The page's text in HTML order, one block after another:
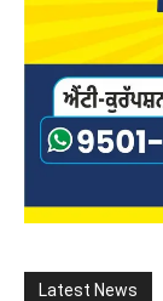
Latest News